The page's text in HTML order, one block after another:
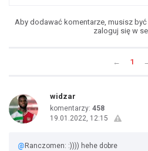
Aby dodawać komentarze, musisz
zaloguj się w
← 1
widzar
komentarzy: 458
19.01.2022, 12:15
@ Ranczomen: :)))) hehe dobre